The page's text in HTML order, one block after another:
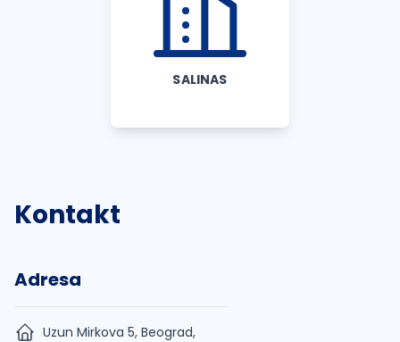
SALINAS
Kontakt
Adresa
Uzun Mirkova 5, Beograd,